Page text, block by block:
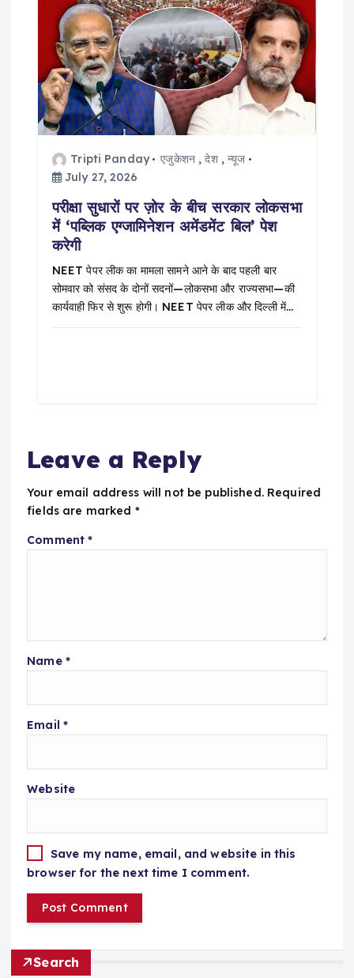
Tripti Panday एजुकेशन,देश,न्यूज
July 27, 2026
परीक्षा सुधारों पर ज़ोर के बीच सरकार लोकसभा
में ‘पब्लिक एग्जामिनेशन अमेंडमेंट बिल’ पेश
करेगी
NEET पेपर लीक का मामला सामने आने के बाद पहली बार
सोमवार को संसद के दोनों सदनों—लोकसभा और राज्यसभा—की
कार्यवाही फिर से शुरू होगी। NEET पेपर लीक और दिल्ली में…
Leave a Reply
Your email address will not be published. Required
fields are marked *
Comment*
Name *
Email *
Website
Save my name, email, and website in this
browser for the next time I comment.
Search